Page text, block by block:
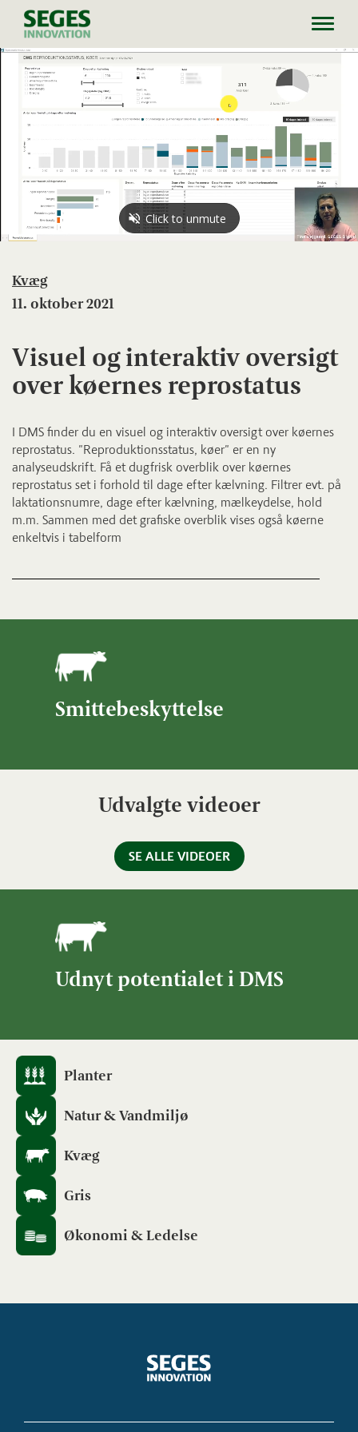
Kvæg
11. oktober 2021
Visuel og interaktiv oversigt
over køernes reprostatus
I DMS finder du en visuel og interaktiv oversigt over køernes
reprostatus. "Reproduktionsstatus, køer" er en ny
analyseudskrift. Få et dugfrisk overblik over køernes
reprostatus set i forhold til dage efter kælvning. Filtrer evt. på
laktationsnumre, dage efter kælvning, mælkeydelse, hold
m.m. Sammen med det grafiske overblik vises også køerne
enkeltvis i tabelform
Smittebeskyttelse
Udvalgte videoer
SE ALLE VIDEOER
Udnyt potentialet i DMS
Planter
Natur & Vandmiljø
Kvæg
Gris
Økonomi & Ledelse